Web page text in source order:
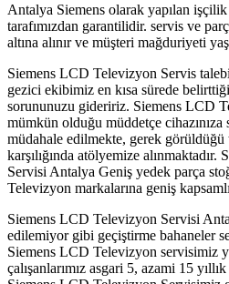
Antalya Siemens olarak yapılan
tarafımızdan garantilidir. servis ve
altına alınır ve müşteri mağduriyeti
Siemens LCD Televizyon Servis
gezici ekibimiz en kısa sürede
sorununuzu gideririz. Siemens LCD
mümkün olduğu müddetçe cihazınıza
müdahale edilmekte, gerek
karşılığında atölyemize
Servisi Antalya Geniş yedek parça
Televizyon markalarına geniş
Siemens LCD Televizyon Servisi
edilemiyor gibi geçiştirme bahaneler
Siemens LCD Televizyon servisimiz
çalışanlarımız asgari 5, azami 15